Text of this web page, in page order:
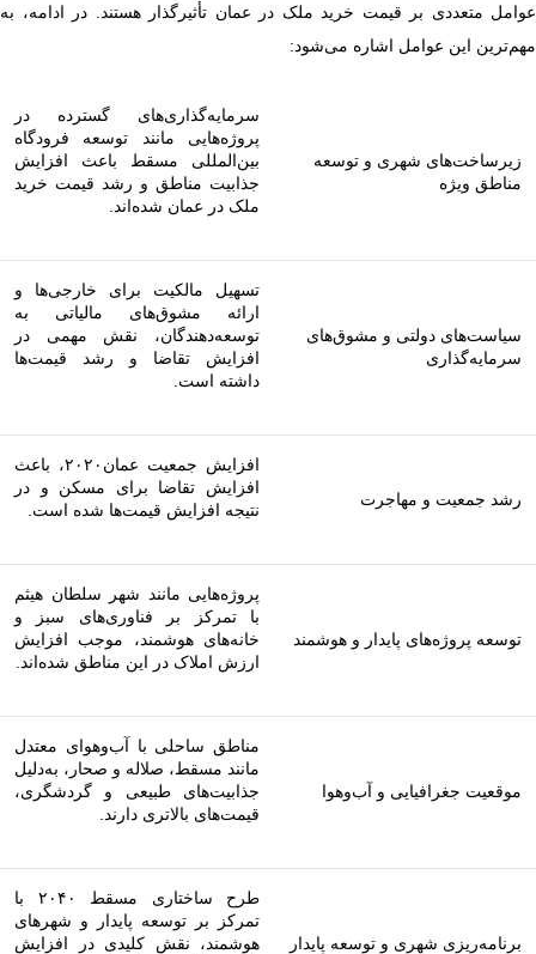
عوامل متعددی بر قیمت خرید ملک در عمان تأثیرگذار هستند. در ادامه، به
مهم‌ترین این عوامل اشاره می‌شود:
زیرساخت‌های شهری و توسعه
مناطق ویژه
سرمایه‌گذاری‌های گسترده در
پروژه‌هایی مانند توسعه فرودگاه
بین‌المللی مسقط باعث افزایش
جذابیت مناطق و رشد قیمت خرید
ملک در عمان شده‌اند.
سیاست‌های دولتی و مشوق‌های
سرمایه‌گذاری
تسهیل مالکیت برای خارجی‌ها و
ارائه مشوق‌های مالیاتی به
توسعه‌دهندگان، نقش مهمی در
افزایش تقاضا و رشد قیمت‌ها
داشته است.
رشد جمعیت و مهاجرت
افزایش جمعیت عمان۲۰۲۰، باعث
افزایش تقاضا برای مسکن و در
نتیجه افزایش قیمت‌ها شده است.
توسعه پروژه‌های پایدار و هوشمند
پروژه‌هایی مانند شهر سلطان هیثم
با تمرکز بر فناوری‌های سبز و
خانه‌های هوشمند، موجب افزایش
ارزش املاک در این مناطق شده‌اند.
موقعیت جغرافیایی و آب‌وهوا
مناطق ساحلی با آب‌وهوای معتدل
مانند مسقط، صلاله و صحار، به‌دلیل
جذابیت‌های طبیعی و گردشگری،
قیمت‌های بالاتری دارند.
برنامه‌ریزی شهری و توسعه پایدار
طرح ساختاری مسقط ۲۰۴۰ با
تمرکز بر توسعه پایدار و شهرهای
هوشمند، نقش کلیدی در افزایش